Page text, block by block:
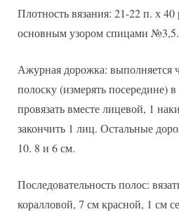
Плотность вязания: 21-22 п. х
основным узором спицами №3,5.
Ажурная дорожка: выполняется
полоску (измерять посередине)
провязать вместе лицевой, 1
закончить 1 лиц. Остальные
10. 8 и 6 см.
Последовательность полос:
коралловой, 7 см красной, 1 см